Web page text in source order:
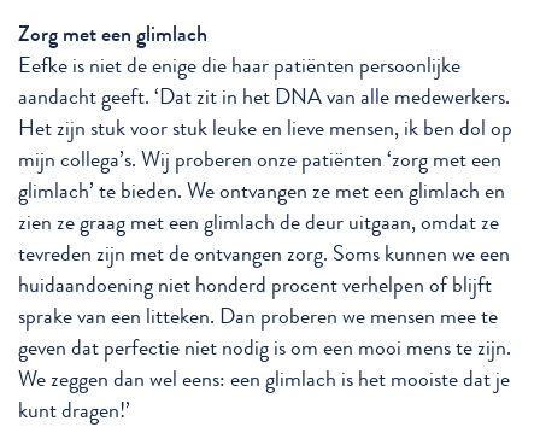
Zorg met een glimlach
Eefke is niet de enige die haar patiënten persoonlijke
aandacht geeft. ‘Dat zit in het DNA van alle medewerkers.
Het zijn stuk voor stuk leuke en lieve mensen, ik ben dol op
mijn collega’s. Wij proberen onze patiënten ‘zorg met een
glimlach’ te bieden. We ontvangen ze met een glimlach en
zien ze graag met een glimlach de deur uitgaan, omdat ze
tevreden zijn met de ontvangen zorg. Soms kunnen we een
huidaandoening niet honderd procent verhelpen of blijft
sprake van een litteken. Dan proberen we mensen mee te
geven dat perfectie niet nodig is om een mooi mens te zijn.
We zeggen dan wel eens: een glimlach is het mooiste dat je
kunt dragen!’